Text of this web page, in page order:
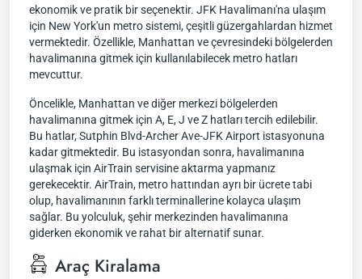
ekonomik ve pratik bir seçenektir. JFK Havalimanı'na ulaşım
için New York'un metro sistemi, çeşitli güzergahlardan hizmet
vermektedir. Özellikle, Manhattan ve çevresindeki bölgelerden
havalimanına gitmek için kullanılabilecek metro hatları
mevcuttur.
Öncelikle, Manhattan ve diğer merkezi bölgelerden
havalimanına gitmek için A, E, J ve Z hatları tercih edilebilir.
Bu hatlar, Sutphin Blvd-Archer Ave-JFK Airport istasyonuna
kadar gitmektedir. Bu istasyondan sonra, havalimanına
ulaşmak için AirTrain servisine aktarma yapmanız
gerekecektir. AirTrain, metro hattından ayrı bir ücrete tabi
olup, havalimanının farklı terminallerine kolayca ulaşım
sağlar. Bu yolculuk, şehir merkezinden havalimanına
giderken ekonomik ve rahat bir alternatif sunar.
Araç Kiralama